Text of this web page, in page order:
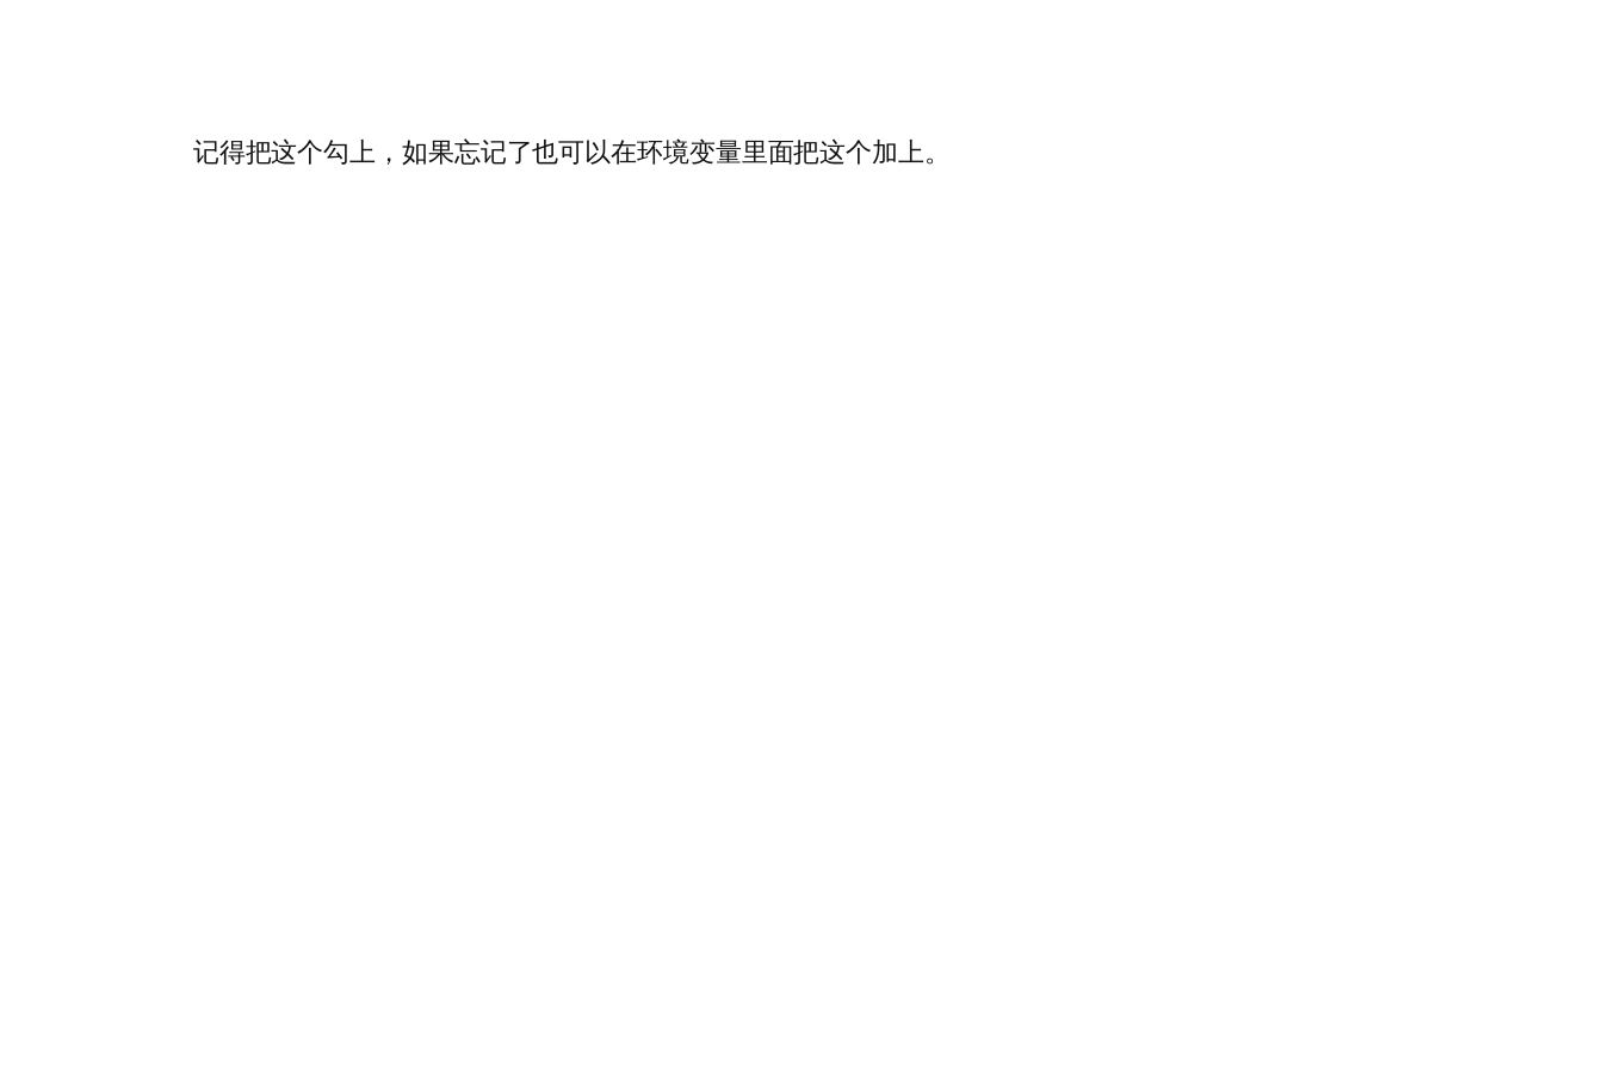
记得把这个勾上，如果忘记了也可以在环境变量里面把这个加上。